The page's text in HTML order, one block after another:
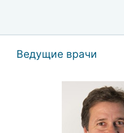
Ведущие врачи